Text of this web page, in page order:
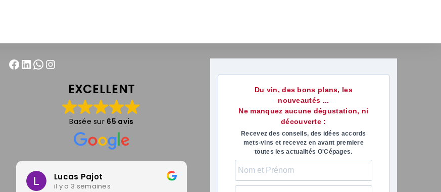
EXCELLENT
Basée sur 65 avis
Lucas Pajot
il y a 3 semaines
marie-anne paris
il y a 1 mois
Du vin, des bons plans, les
nouveautés ...
Ne manquez aucune dégustation, ni
découverte :
Recevez des conseils, des idées accords
mets-vins et recevez en avant premiere
toutes les actualités O'Cépages.